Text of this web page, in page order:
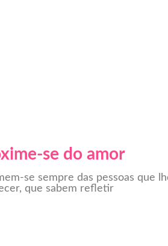
se do amor
se sempre das pessoas que
que sabem refletir